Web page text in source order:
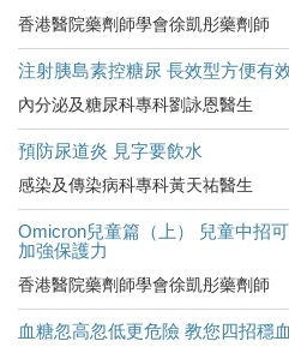
香港醫院藥劑師學會徐凱彤藥劑師
注射胰島素控糖尿 長效型方便有
內分泌及糖尿科專科劉詠恩醫生
預防尿道炎 見字要飲水
感染及傳染病科專科黃天祐醫生
Omicron兒童篇（上） 兒童中招
加強保護力
香港醫院藥劑師學會徐凱彤藥劑師
血糖忽高忽低更危險 教您四招穩